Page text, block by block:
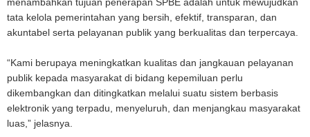
tata kelola pemerintahan yang bersih, efektif, transparan, dan
akuntabel serta pelayanan publik yang berkualitas dan terpercaya.
“Kami berupaya meningkatkan kualitas dan jangkauan pelayanan
publik kepada masyarakat di bidang kepemiluan perlu
dikembangkan dan ditingkatkan melalui suatu sistem berbasis
elektronik yang terpadu, menyeluruh, dan menjangkau masyarakat
luas,” jelasnya.